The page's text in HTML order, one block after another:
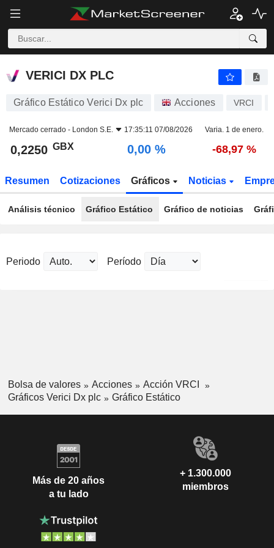
VERICI DX PLC
VERICI DX PLC
Gráfico Estático Verici Dx plc Acciones VRCI
Mercado cerrado - London S.E. 17:35:11 07/08/2026 Varia. 1 de enero.
0,2250 GBX 0,00 % -68,97 %
Resumen Cotizaciones Gráficos Noticias
Análisis técnico Gráfico Estático Gráfico de noticias
Periodo Período
Bolsa de valores Acciones
Acción VRCI
Gráficos Verici Dx plc
Gráfico Estático
Más de 20 años
a tu lado
+ 1.300.000
miembros